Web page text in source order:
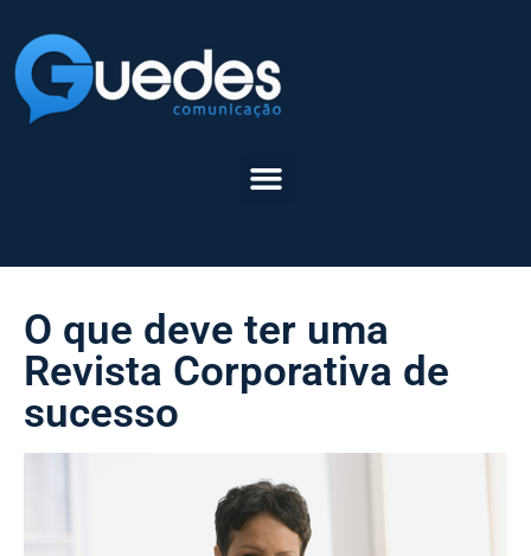
O que deve ter uma
Revista Corporativa de
sucesso